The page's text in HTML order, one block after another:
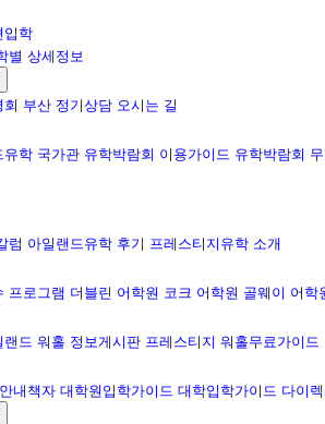
입학
별 상세정보
부산 정기상담 오시는 길
유학 국가관 유학박람회 이용가이드 유학박람회
럼 아일랜드유학 후기 프레스티지유학 소개
프로그램 더블린 어학원 코크 어학원 골웨이 어학
랜드 워홀 정보게시판 프레스티지 워홀무료가이드
내책자 대학원입학가이드 대학입학가이드 다이